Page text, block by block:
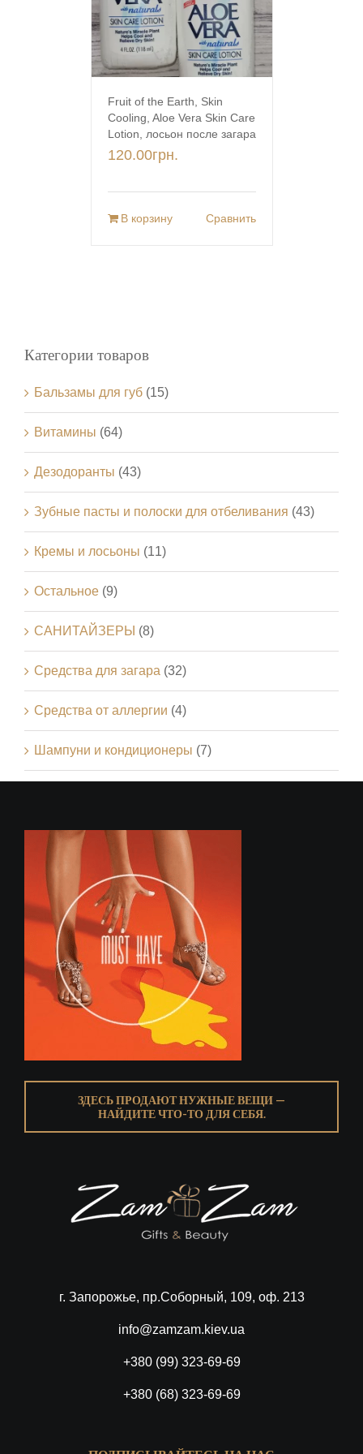
Fruit of the Earth, Skin
Cooling, Aloe Vera Skin Care
Lotion, лосьон после загара
120.00грн.
В корзину Сравнить
Категории товаров
Бальзамы для губ (15)
Витамины (64)
Дезодоранты (43)
Зубные пасты и полоски для отбеливания (43)
Кремы и лосьоны (11)
Остальное (9)
САНИТАЙЗЕРЫ (8)
Средства для загара (32)
Средства от аллергии (4)
Шампуни и кондиционеры (7)
ЗДЕСЬ ПРОДАЮТ НУЖНЫЕ ВЕЩИ —
НАЙДИТЕ ЧТО-ТО ДЛЯ СЕБЯ.
г. Запорожье, пр.Соборный, 109, оф. 213
info@zamzam.kiev.ua
+380 (99) 323-69-69
+380 (68) 323-69-69